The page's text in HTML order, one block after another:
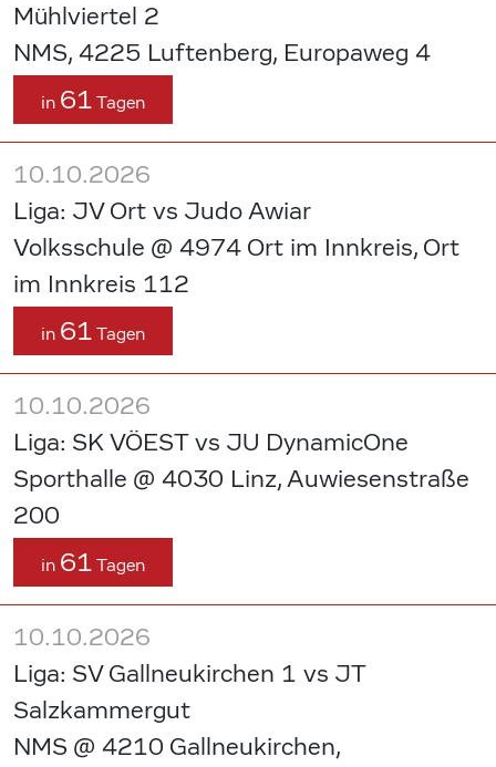
Mühlviertel 2
NMS, 4225 Luftenberg, Europaweg 4
in 61 Tagen
10.10.2026
Liga: JV Ort vs Judo Awiar
Volksschule @ 4974 Ort im Innkreis, Ort
im Innkreis 112
in 61 Tagen
10.10.2026
Liga: SK VÖEST vs JU DynamicOne
Sporthalle @ 4030 Linz, Auwiesenstraße
200
in 61 Tagen
10.10.2026
Liga: SV Gallneukirchen 1 vs JT
Salzkammergut
NMS @ 4210 Gallneukirchen,